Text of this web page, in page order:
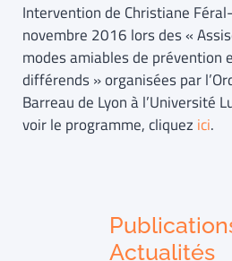
Intervention de Christiane
novembre 2016 lors des «
modes amiables de prévention
différends » organisées par
Barreau de Lyon à l’Université
voir le programme, cliquez ici.
Actualités